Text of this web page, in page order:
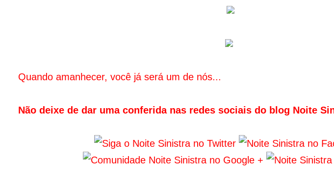
Quando amanhecer, você já será um de nós...
Não deixe de dar uma conferida nas redes sociais do blog Noite